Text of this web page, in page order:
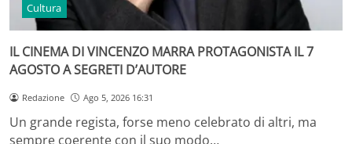
Cultura
IL CINEMA DI VINCENZO MARRA PROTAGONISTA IL 7
AGOSTO A SEGRETI D’AUTORE
Redazione Ago 5, 2026 16:31
Un grande regista, forse meno celebrato di altri, ma
sempre coerente con il suo modo…